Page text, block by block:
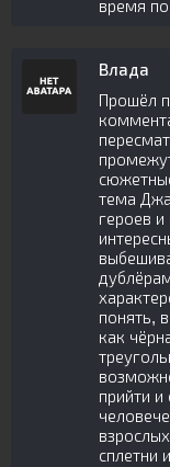
время
Влада
Прошёл
тема
героев
понять,
как
прийти
сплетни